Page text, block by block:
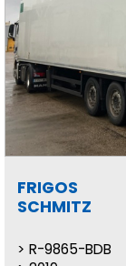
FRIGOS
SCHMITZ
R-9865-BDB